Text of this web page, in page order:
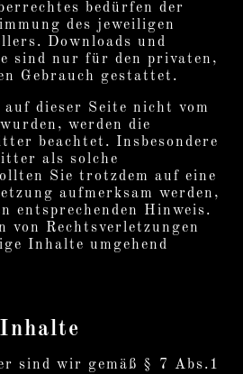
bedürfen der
des jeweiligen
Downloads und
sind nur für den privaten,
Gebrauch gestattet.
dieser Seite nicht vom
werden die
beachtet. Insbesondere
als solche
Sie trotzdem auf eine
aufmerksam werden,
entsprechenden Hinweis.
von Rechtsverletzungen
Inhalte umgehend
sind wir gemäß § 7 Abs.1